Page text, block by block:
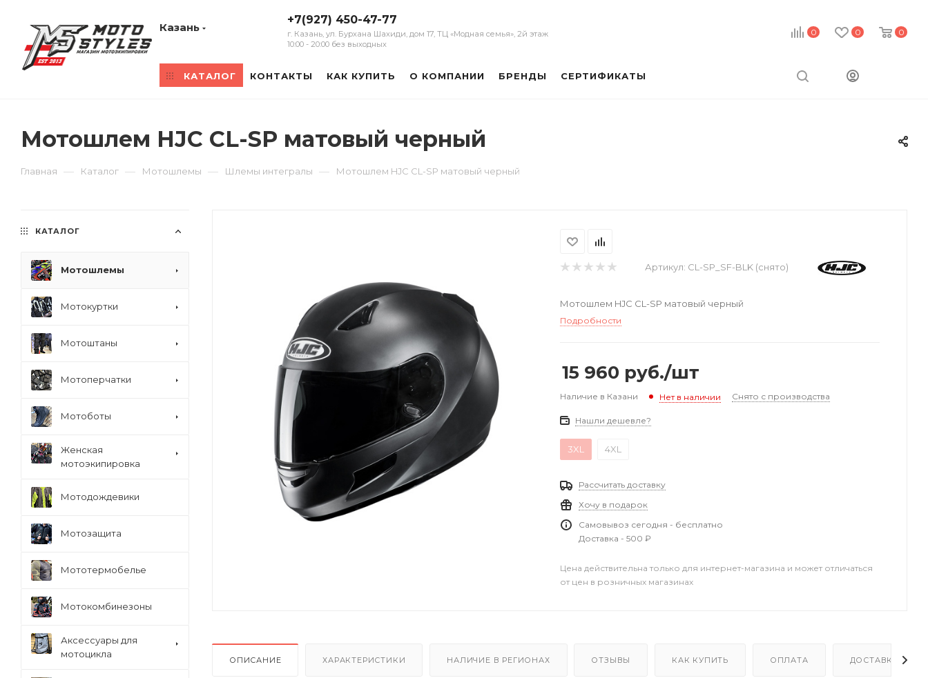
0 0 0
Казань
+7(927) 450-47-77
г. Казань, ул. Бурхана Шахиди, дом 17, ТЦ «Модная семья», 2й этаж
10:00 - 20:00 без выходных
КАТАЛОГ КОНТАКТЫ КАК КУПИТЬ О КОМПАНИИ БРЕНДЫ СЕРТИФИКАТЫ
Мотошлем HJC CL-SP матовый черный
Главная — Каталог — Мотошлемы — Шлемы интегралы — Мотошлем HJC CL-SP матовый черный
Артикул: CL-SP_SF-BLK (снято)
Мотошлем HJC CL-SP матовый черный
Подробности
15 960 руб./шт
Наличие в Казани Нет в наличии Снято с производства
Нашли дешевле?
3XL 4XL
Рассчитать доставку
Хочу в подарок
Самовывоз сегодня - бесплатно
Доставка - 500 ₽
Цена действительна только для интернет-магазина и может отличаться
от цен в розничных магазинах
ОПИСАНИЕ ХАРАКТЕРИСТИКИ НАЛИЧИЕ В РЕГИОНАХ ОТЗЫВЫ КАК КУПИТЬ ОПЛАТА ДОСТАВКА
КАТАЛОГ
Мотошлемы
Мотокуртки
Мотоштаны
Мотоперчатки
Мотоботы
Женская
мотоэкипировка
Мотодождевики
Мотозащита
Мототермобелье
Мотокомбинезоны
Аксессуары для
мотоцикла